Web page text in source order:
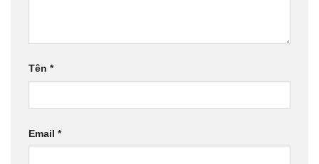
Tên *
Email *